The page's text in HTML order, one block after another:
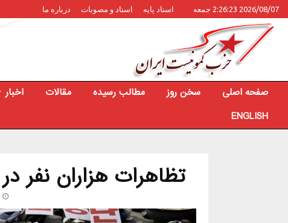
2026/08/07 2:26:23 جمعه اسناد پایه اسناد و مصوبات درباره ما
صفحه اصلی سخن روز مطالب رسیده مقالات اخبار
ENGLISH
تظاهرات هزاران نفر